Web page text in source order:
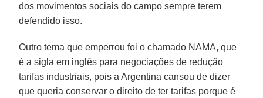
dos movimentos sociais do campo sempre terem
defendido isso.
Outro tema que emperrou foi o chamado NAMA, que
é a sigla em inglês para negociações de redução
tarifas industriais, pois a Argentina cansou de dizer
que queria conservar o direito de ter tarifas porque é